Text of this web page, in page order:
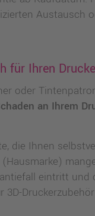
Austausch
für Ihren
oder
an Ihrem
die Ihnen
eintritt und